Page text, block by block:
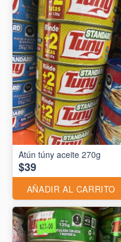
Atún túny aceite 270g
$39
AÑADIR AL CARRITO